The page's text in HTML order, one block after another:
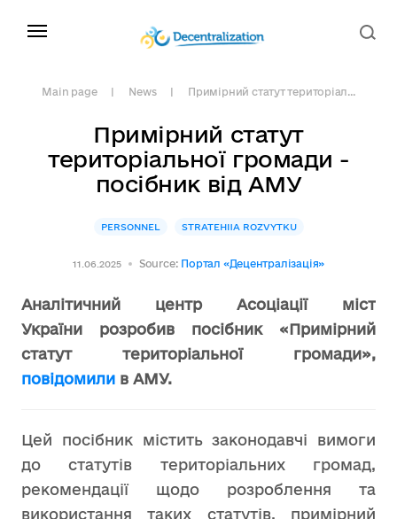
Main page News Примірний статут територіал...
Примірний статут
територіальної громади -
посібник від АМУ
PERSONNEL STRATEHIIA ROZVYTKU
11.06.2025 Source: Портал «Децентралізація»
Аналітичний центр Асоціації міст
України розробив посібник «Примірний
статут територіальної громади»,
повідомили в АМУ.
Цей посібник містить законодавчі вимоги
до статутів територіальних громад,
рекомендації щодо розроблення та
використання таких статутів, примірний